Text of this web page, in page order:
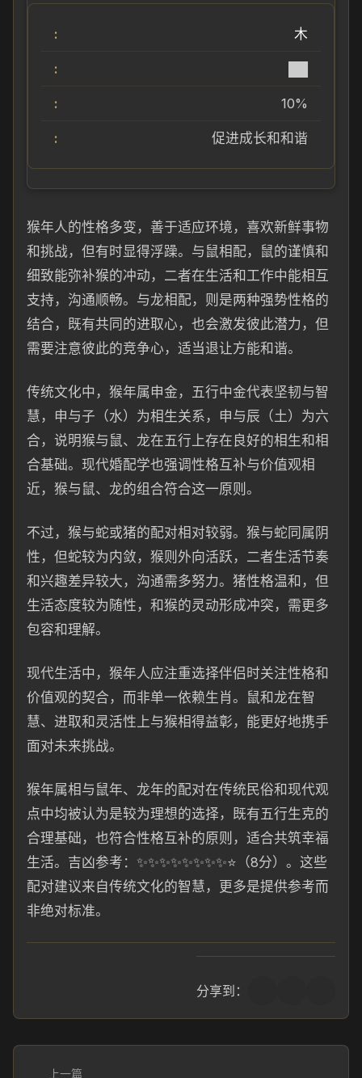
木
10%
促进成长和和谐
猴年人的性格多变，善于适应环境，喜欢新鲜事物
和挑战，但有时显得浮躁。与鼠相配，鼠的谨慎和
细致能弥补猴的冲动，二者在生活和工作中能相互
支持，沟通顺畅。与龙相配，则是两种强势性格的
结合，既有共同的进取心，也会激发彼此潜力，但
需要注意彼此的竞争心，适当退让方能和谐。
传统文化中，猴年属申金，五行中金代表坚韧与智
慧，申与子（水）为相生关系，申与辰（土）为六
合，说明猴与鼠、龙在五行上存在良好的相生和相
合基础。现代婚配学也强调性格互补与价值观相
近，猴与鼠、龙的组合符合这一原则。
不过，猴与蛇或猪的配对相对较弱。猴与蛇同属阴
性，但蛇较为内敛，猴则外向活跃，二者生活节奏
和兴趣差异较大，沟通需多努力。猪性格温和，但
生活态度较为随性，和猴的灵动形成冲突，需更多
包容和理解。
现代生活中，猴年人应注重选择伴侣时关注性格和
价值观的契合，而非单一依赖生肖。鼠和龙在智
慧、进取和灵活性上与猴相得益彰，能更好地携手
面对未来挑战。
猴年属相与鼠年、龙年的配对在传统民俗和现代观
点中均被认为是较为理想的选择，既有五行生克的
合理基础，也符合性格互补的原则，适合共筑幸福
生活。吉凶参考：✨✨✨✨✨✨✨✨⭐（8分）。这些
配对建议来自传统文化的智慧，更多是提供参考而
非绝对标准。
分享到：
上一篇